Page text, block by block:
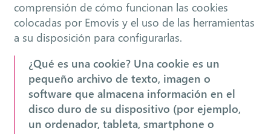
comprensión de cómo funcionan las cookies
colocadas por Emovis y el uso de las herramientas
a su disposición para configurarlas.
¿Qué es una cookie? Una cookie es un
pequeño archivo de texto, imagen o
software que almacena información en el
disco duro de su dispositivo (por ejemplo,
un ordenador, tableta, smartphone o